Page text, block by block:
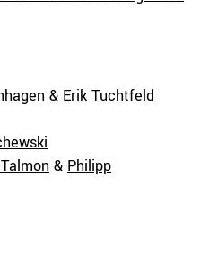
& Erik Tuchtfeld
& Philipp